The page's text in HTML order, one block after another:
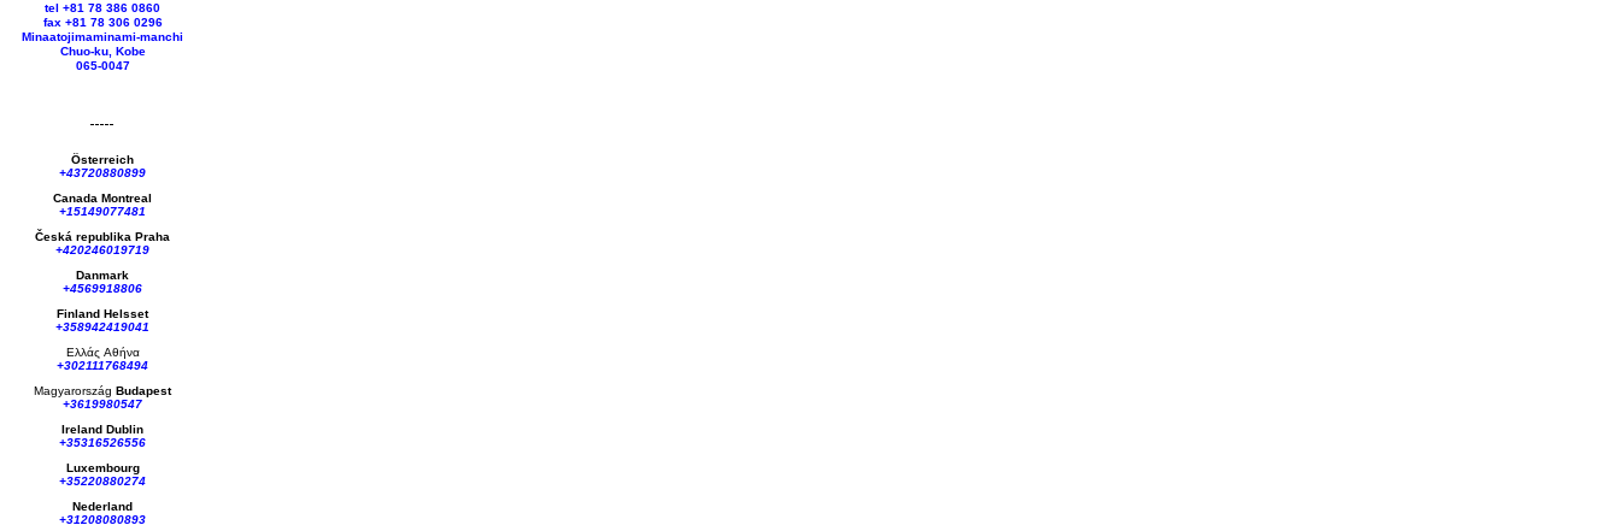
tel +81 78 386 0860
fax +81 78 306 0296
Minaatojimaminami-manchi
Chuo-ku, Kobe
065-0047
Österreich
+43720880899
Canada Montreal
+15149077481
Česká republika Praha
+420246019719
Danmark
+4569918806
Finland Helsset
+358942419041
Ελλάς Αθήνα
+302111768494
Magyarország Budapest
+3619980547
Ireland Dublin
+35316526556
Luxembourg
+35220880274
Nederland
+31208080893